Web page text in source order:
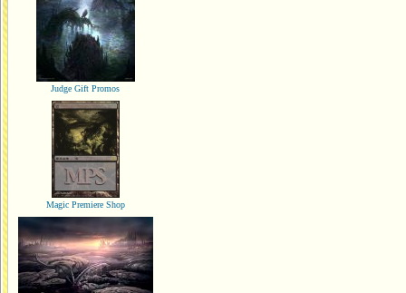
Judge Gift Promos
Magic Premiere Shop